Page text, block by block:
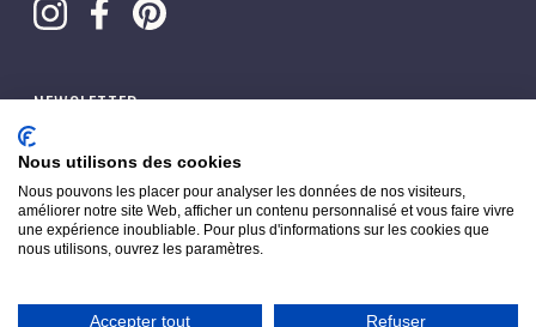
NEWSLETTER
Nous utilisons des cookies
Nous pouvons les placer pour analyser les données de nos visiteurs,
améliorer notre site Web, afficher un contenu personnalisé et vous faire vivre
une expérience inoubliable. Pour plus d'informations sur les cookies que
nous utilisons, ouvrez les paramètres.
Accepter tout Refuser